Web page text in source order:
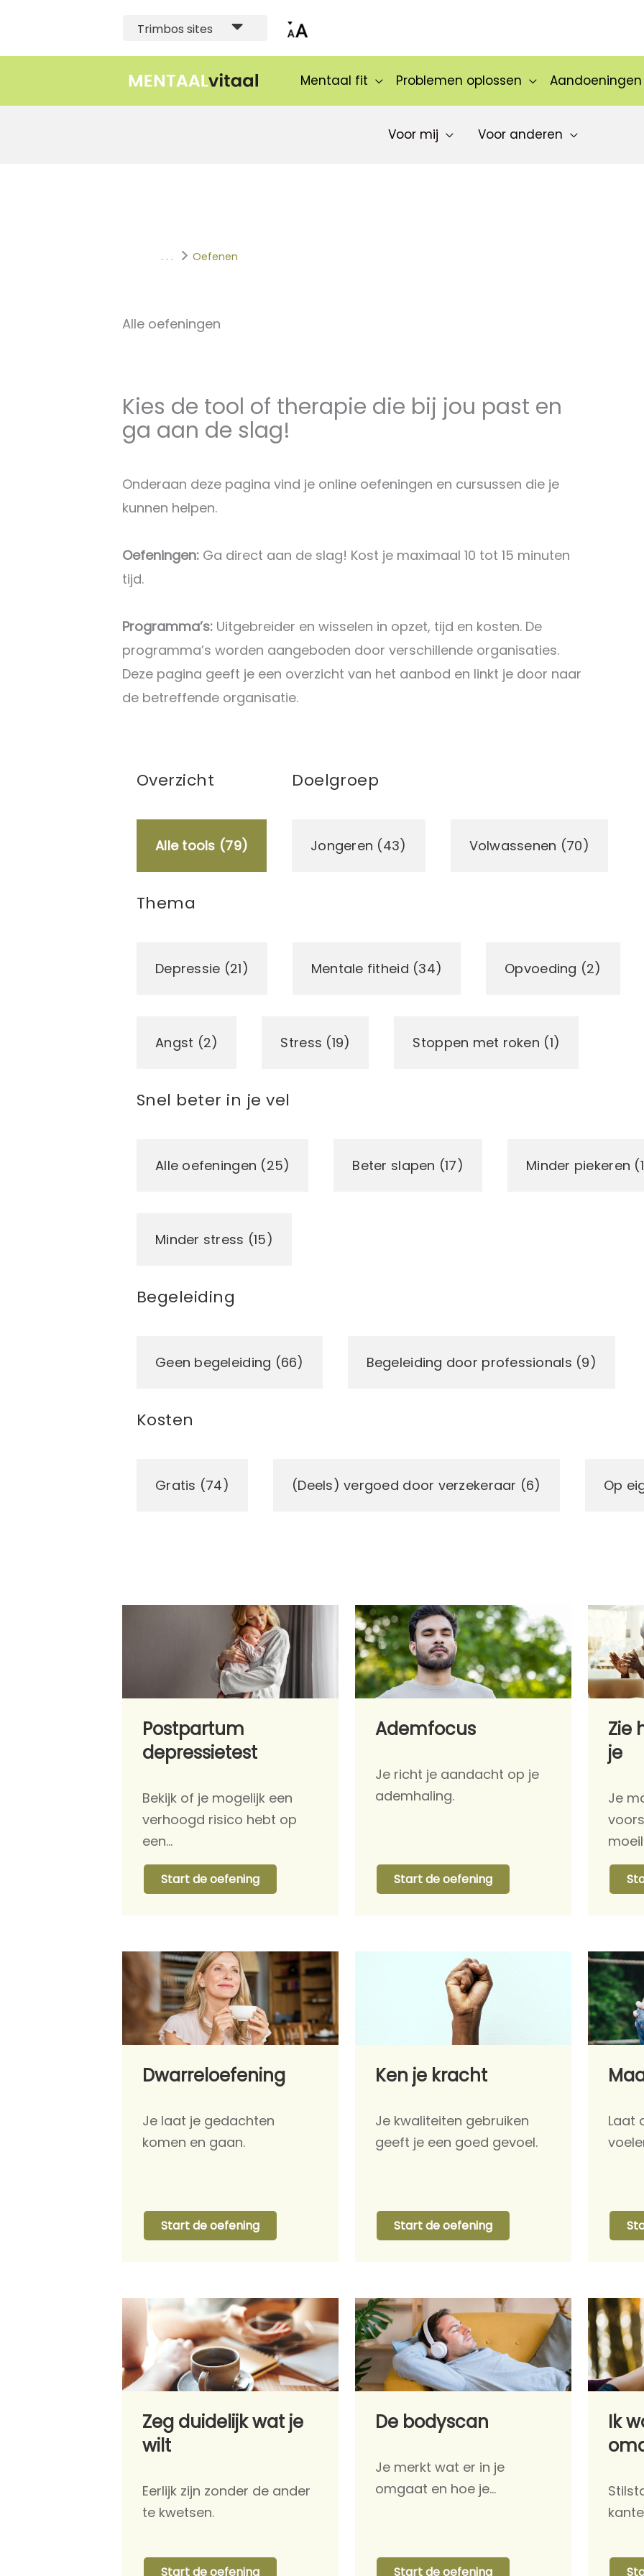
Trimbos sites
Mentaal fit Problemen oplossen Aandoeningen
Voor mij Voor anderen
. . . Oefenen
Alle oefeningen
Kies de tool of therapie die bij jou past en
ga aan de slag!
Onderaan deze pagina vind je online oefeningen en cursussen die je
kunnen helpen.
Oefeningen: Ga direct aan de slag! Kost je maximaal 10 tot 15 minuten
tijd.
Programma’s: Uitgebreider en wisselen in opzet, tijd en kosten. De
programma’s worden aangeboden door verschillende organisaties.
Deze pagina geeft je een overzicht van het aanbod en linkt je door naar
de betreffende organisatie.
Overzicht
Alle tools (79)
Doelgroep
Jongeren (43) Volwassenen (70)
Thema
Depressie (21) Mentale fitheid (34) Opvoeding (2)
Angst (2) Stress (19) Stoppen met roken (1)
Snel beter in je vel
Alle oefeningen (25) Beter slapen (17) Minder piekeren
Minder stress (15)
Begeleiding
Geen begeleiding (66) Begeleiding door professionals (9)
Kosten
Gratis (74) (Deels) vergoed door verzekeraar (6) Op
Postpartum
depressietest
Bekijk of je mogelijk een
verhoogd risico hebt op
een…
Start de oefening
Ademfocus
Je richt je aandacht op je
ademhaling.
Start de oefening
Zie
je
Je
Dwarreloefening
Je laat je gedachten
komen en gaan.
Start de oefening
Ken je kracht
Je kwaliteiten gebruiken
geeft je een goed gevoel.
Start de oefening
Laat
Zeg duidelijk wat je
wilt
Eerlijk zijn zonder de ander
te kwetsen.
Start de oefening
De bodyscan
Je merkt wat er in je
omgaat en hoe je…
Start de oefening
Ik